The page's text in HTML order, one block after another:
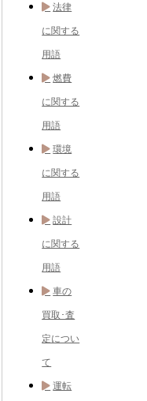
法律
に関する
用語
燃費
に関する
用語
環境
に関する
用語
設計
に関する
用語
車の
買取･査
定につい
て
運転